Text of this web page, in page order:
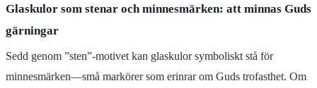
Glaskulor som stenar och minnesmärken: att minnas Guds
gärningar
Sedd genom ”sten”-motivet kan glaskulor symboliskt stå för
minnesmärken—små markörer som erinrar om Guds trofasthet. Om